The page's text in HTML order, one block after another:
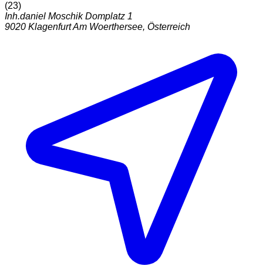
(23)
Inh.daniel Moschik Domplatz 1
9020 Klagenfurt Am Woerthersee, Österreich